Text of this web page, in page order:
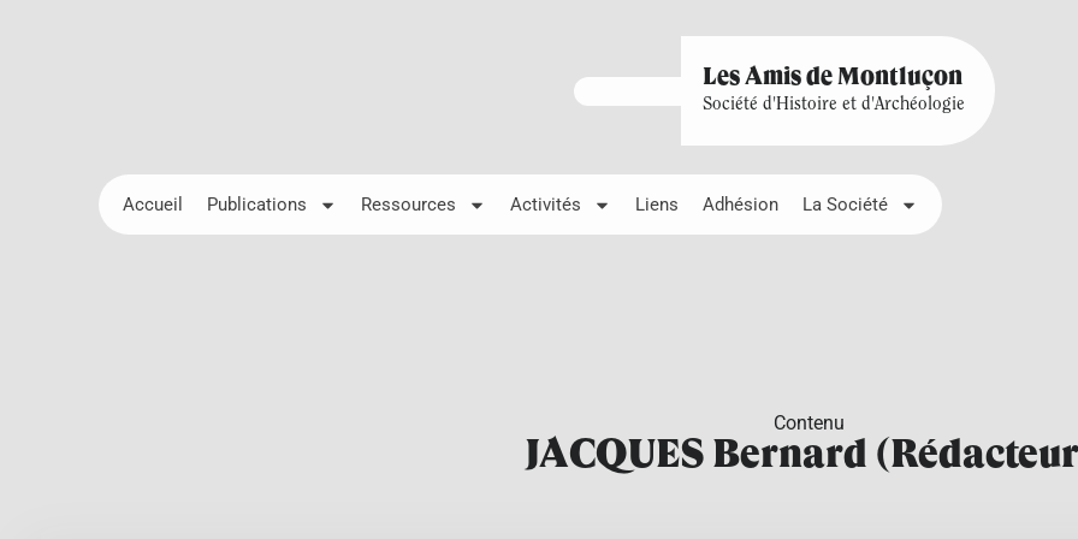
Les Amis de Montluçon
Société d'Histoire et d'Archéologie
Accueil Publications Ressources Activités Liens Adhésion La Société
Contenu
JACQUES Bernard